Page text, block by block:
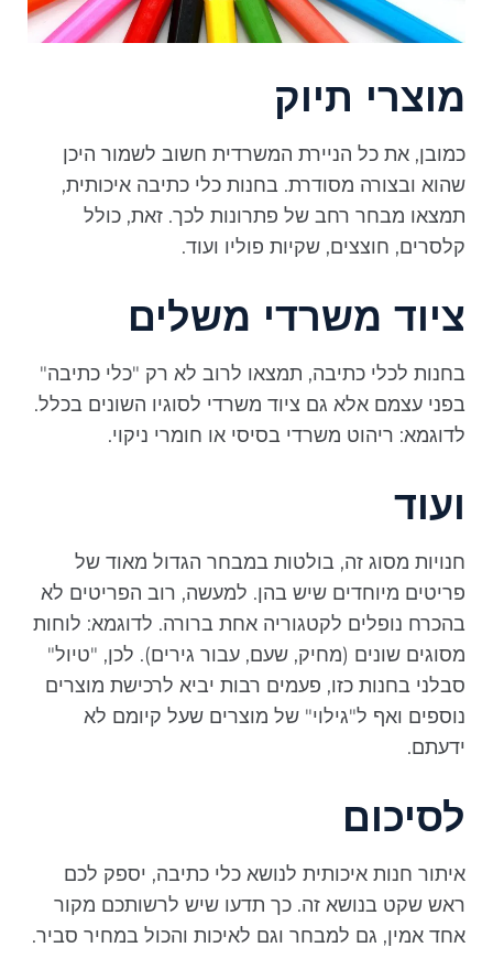
מוצרי תיוק
כמובן, את כל הניירת המשרדית חשוב לשמור היכן
שהוא ובצורה מסודרת. בחנות כלי כתיבה איכותית,
תמצאו מבחר רחב של פתרונות לכך. זאת, כולל
קלסרים, חוצצים, שקיות פוליו ועוד.
ציוד משרדי משלים
בחנות לכלי כתיבה, תמצאו לרוב לא רק "כלי כתיבה"
בפני עצמם אלא גם ציוד משרדי לסוגיו השונים בכלל.
לדוגמא: ריהוט משרדי בסיסי או חומרי ניקוי.
ועוד
חנויות מסוג זה, בולטות במבחר הגדול מאוד של
פריטים מיוחדים שיש בהן. למעשה, רוב הפריטים לא
בהכרח נופלים לקטגוריה אחת ברורה. לדוגמא: לוחות
מסוגים שונים (מחיק, שעם, עבור גירים). לכן, "טיול"
סבלני בחנות כזו, פעמים רבות יביא לרכישת מוצרים
נוספים ואף ל"גילוי" של מוצרים שעל קיומם לא
ידעתם.
לסיכום
איתור חנות איכותית לנושא כלי כתיבה, יספק לכם
ראש שקט בנושא זה. כך תדעו שיש לרשותכם מקור
אחד אמין, גם למבחר וגם לאיכות והכול במחיר סביר.